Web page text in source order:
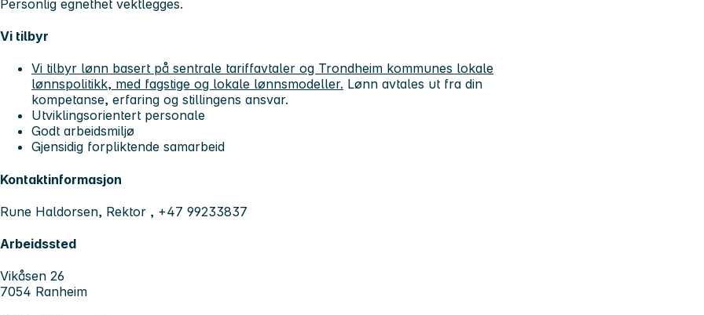
Personlig egnethet vektlegges.
Vi tilbyr
Vi tilbyr lønn basert på sentrale tariffavtaler og Trondheim kommunes lokale
lønnspolitikk, med fagstige og lokale lønnsmodeller. Lønn avtales ut fra din
kompetanse, erfaring og stillingens ansvar.
Utviklingsorientert personale
Godt arbeidsmiljø
Gjensidig forpliktende samarbeid
Kontaktinformasjon
Rune Haldorsen, Rektor , +47 99233837
Arbeidssted
Vikåsen 26
7054 Ranheim